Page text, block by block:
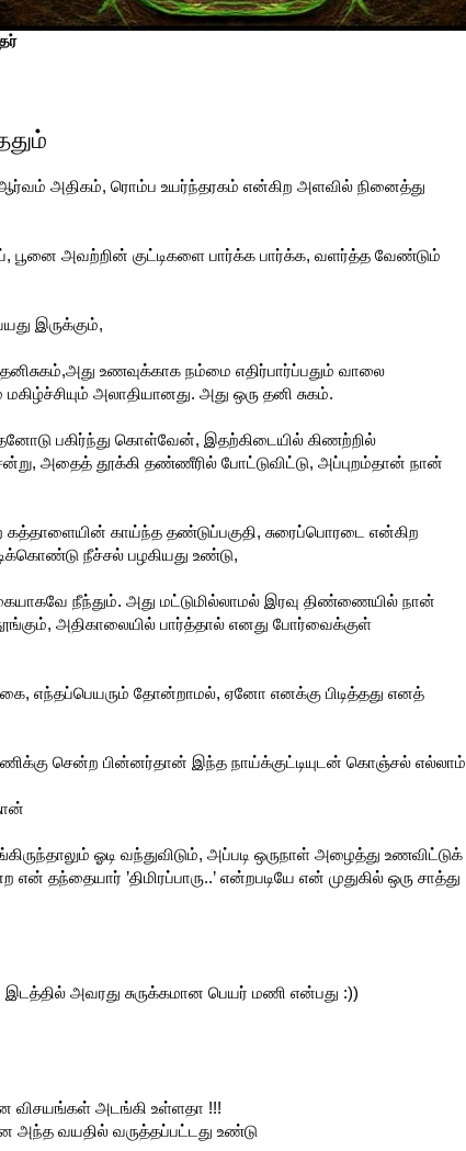
அதிகம், ரொம்ப உயர்ந்தரகம் என்கிற அளவில் நினைத்து
பூனை அவற்றின் குட்டிகளை பார்க்க பார்க்க, வளர்த்த வேண்டும்
இருக்கும்,
உணவுக்காக நம்மை எதிர்பார்ப்பதும் வாலை
அலாதியானது. அது ஒரு தனி சுகம்.
பகிர்ந்து கொள்வேன், இதற்கிடையில் கிணற்றில்
அதைத் தூக்கி தண்ணீரில் போட்டுவிட்டு, அப்புறம்தான் நான்
கத்தாளையின் காய்ந்த தண்டுப்பகுதி, சுரைப்பொரடை என்கிற
நீச்சல் பழகியது உண்டு,
நீந்தும். அது மட்டுமில்லாமல் இரவு திண்ணையில் நான்
அதிகாலையில் பார்த்தால் எனது போர்வைக்குள்
எந்தப்பெயரும் தோன்றாமல், ஏனோ எனக்கு பிடித்தது எனத்
சென்ற பின்னர்தான் இந்த நாய்க்குட்டியுடன் கொஞ்சல் எல்லாம்
ஓடி வந்துவிடும், அப்படி ஒருநாள் அழைத்து உணவிட்டுக்
தந்தையார் ’திமிரப்பாரு..’ என்றபடியே என் முதுகில் ஒரு சாத்து
அவரது சுருக்கமான பெயர் மணி என்பது :))
விசயங்கள் அடங்கி உள்ளதா !!!
அந்த வயதில் வருத்தப்பட்டது உண்டு